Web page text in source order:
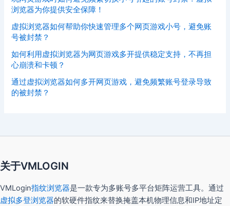
浏览器为你提供安全保障！
虚拟浏览器如何帮助你快速管理多个网页游戏小号，避免账
号被封禁？
如何利用虚拟浏览器为网页游戏多开提供稳定支持，不再担
心崩溃和卡顿？
通过虚拟浏览器如何多开网页游戏，避免频繁账号登录导致
的被封禁？
关于VMLOGIN
VMLogin指纹浏览器是一款专为多账号多平台矩阵运营工具。通过
虚拟多登浏览器的软硬件指纹来替换掩盖本机物理信息和IP地址定